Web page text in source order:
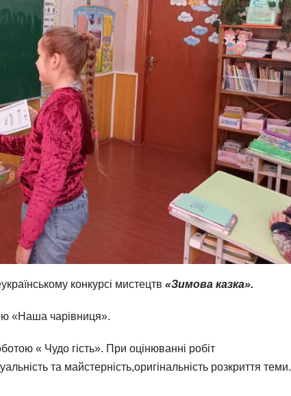
конкурсі мистецтв «Зимова казка».
«Наша чарівниця».
« Чудо гість». При оцінюванні робіт
та майстерність,оригінальність розкриття теми.